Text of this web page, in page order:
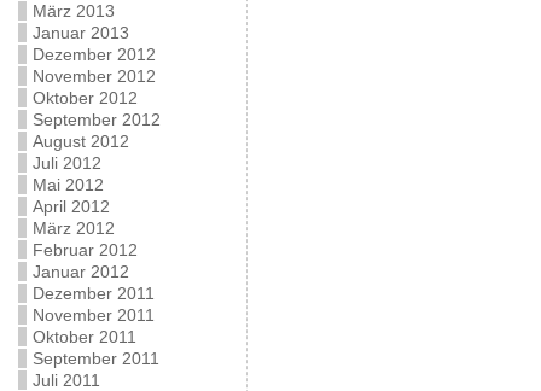
März 2013
Januar 2013
Dezember 2012
November 2012
Oktober 2012
September 2012
August 2012
Juli 2012
Mai 2012
April 2012
März 2012
Februar 2012
Januar 2012
Dezember 2011
November 2011
Oktober 2011
September 2011
Juli 2011